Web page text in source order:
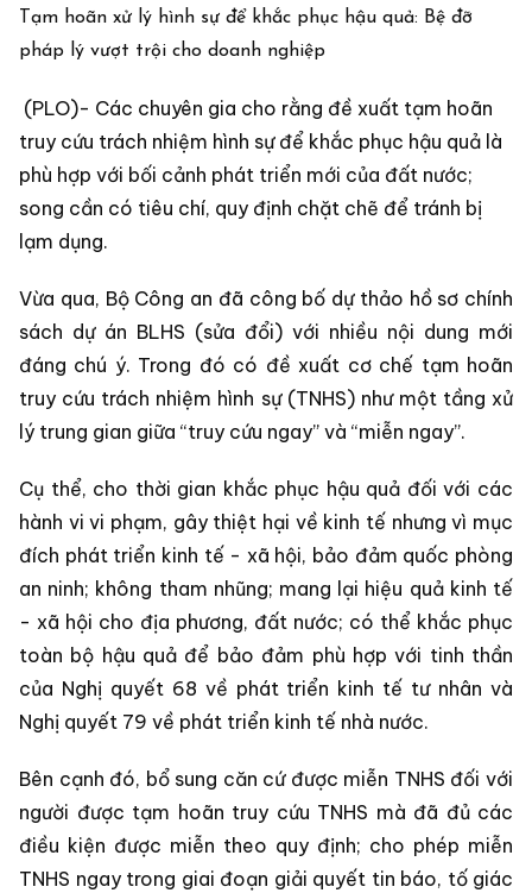
Tạm hoãn xử lý hình sự để khắc phục hậu quả: Bệ đỡ
pháp lý vượt trội cho doanh nghiệp
(PLO)- Các chuyên gia cho rằng đề xuất tạm hoãn
truy cứu trách nhiệm hình sự để khắc phục hậu quả là
phù hợp với bối cảnh phát triển mới của đất nước;
song cần có tiêu chí, quy định chặt chẽ để tránh bị
lạm dụng.
Vừa qua, Bộ Công an đã công bố dự thảo hồ sơ chính
sách dự án BLHS (sửa đổi) với nhiều nội dung mới
đáng chú ý. Trong đó có đề xuất cơ chế tạm hoãn
truy cứu trách nhiệm hình sự (TNHS) như một tầng xử
lý trung gian giữa “truy cứu ngay” và “miễn ngay”.
Cụ thể, cho thời gian khắc phục hậu quả đối với các
hành vi vi phạm, gây thiệt hại về kinh tế nhưng vì mục
đích phát triển kinh tế - xã hội, bảo đảm quốc phòng
an ninh; không tham nhũng; mang lại hiệu quả kinh tế
- xã hội cho địa phương, đất nước; có thể khắc phục
toàn bộ hậu quả để bảo đảm phù hợp với tinh thần
của Nghị quyết 68 về phát triển kinh tế tư nhân và
Nghị quyết 79 về phát triển kinh tế nhà nước.
Bên cạnh đó, bổ sung căn cứ được miễn TNHS đối với
người được tạm hoãn truy cứu TNHS mà đã đủ các
điều kiện được miễn theo quy định; cho phép miễn
TNHS ngay trong giai đoạn giải quyết tin báo, tố giác